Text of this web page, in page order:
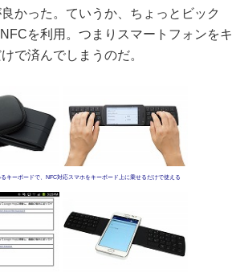
かった。ていうか、ちょっとビック
を利用。つまりスマートフォンをキ
で済んでしまうのだ。
キーボードで、NFC対応スマホをキーボード上に乗せるだけで使える